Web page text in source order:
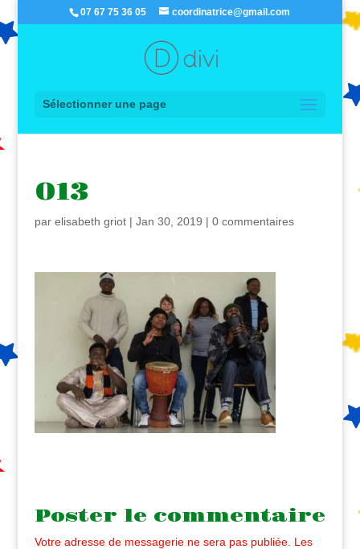
07 67 75 36 05 coordinatrice@gmail.com
Sélectionner une page
013
par elisabeth griot| Jan 30, 2019 | 0 commentaires
Poster le commentaire
Votre adresse de messagerie ne sera pas publiée. Les